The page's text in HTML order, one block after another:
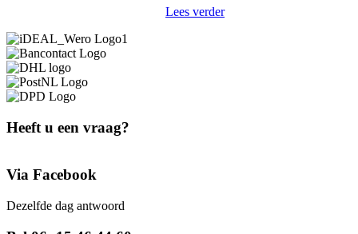
Lees verder
Heeft u een vraag?
Via Facebook
Dezelfde dag antwoord